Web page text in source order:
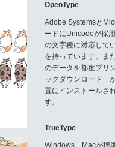
OpenType
Adobe Systemsと
ードにUnicodeが採
の文字種に対応して
を持っています。ま
のデータを都度プリ
ックダウンロード」
置にインストールさ
す。
TrueType
Windows、Macが標